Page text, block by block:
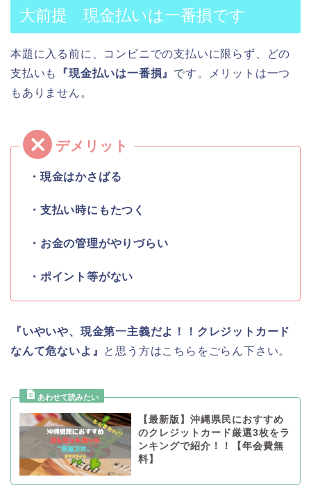
大前提 現金払いは一番損です
本題に入る前に、コンビニでの支払いに限らず、どの
支払いも
『現金払いは一番損』 です。メリットは一つ
もありません。
・現金はかさばる
・支払い時にもたつく
・お金の管理がやりづらい
・ポイント等がない
『いやいや、現金第一主義だよ！！クレジットカード
なんて危ないよ』 と思う方はこちらをごらん下さい。
【最新版】沖縄県民におすすめ
のクレジットカード厳選3枚をラ
ンキングで紹介！！【年会費無
料】